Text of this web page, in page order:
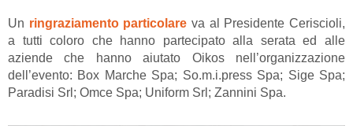
Un ringraziamento particolare va al Presidente Ceriscioli,
a tutti coloro che hanno partecipato alla serata ed alle
aziende che hanno aiutato Oikos nell’organizzazione
dell’evento: Box Marche Spa; So.m.i.press Spa; Sige Spa;
Paradisi Srl; Omce Spa; Uniform Srl; Zannini Spa.